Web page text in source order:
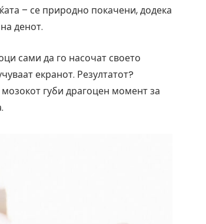
– се природно покачени, додека
денот.
сами да го насочат своето
екранот. Резултатот?
губи драгоцен момент за